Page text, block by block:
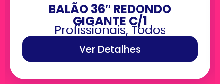
BALÃO 36″ REDONDO
GIGANTE C/1
Profissionais,Todos
Ver Detalhes